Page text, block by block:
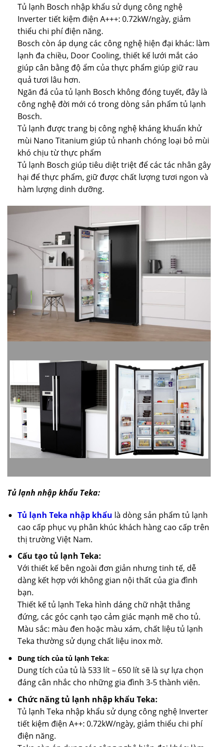
Tủ lạnh Bosch nhập khẩu sử dụng công nghệ
Inverter tiết kiệm điện A+++: 0.72kW/ngày, giảm
thiểu chi phí điện năng.
Bosch còn áp dụng các công nghệ hiện đại khác: làm
lạnh đa chiều, Door Cooling, thiết kế lưới mắt cáo
giúp cân bằng độ ẩm của thực phẩm giúp giữ rau
quả tươi lâu hơn.
Ngăn đá của tủ lạnh Bosch không đóng tuyết, đây là
công nghệ đời mới có trong dòng sản phẩm tủ lạnh
Bosch.
Tủ lạnh được trang bị công nghệ kháng khuẩn khử
mùi Nano Titanium giúp tủ nhanh chóng loại bỏ mùi
khó chịu từ thực phẩm
Tủ lạnh Bosch giúp tiêu diệt triệt để các tác nhân gây
hại để thực phẩm, giữ được chất lượng tươi ngon và
hàm lượng dinh dưỡng.
Tủ lạnh nhập khẩu Teka:
Tủ lạnh Teka nhập khẩu là dòng sản phẩm tủ lạnh
cao cấp phục vụ phân khúc khách hàng cao cấp trên
thị trường Việt Nam.
Cấu tạo tủ lạnh Teka:
Với thiết kế bên ngoài đơn giản nhưng tinh tế, dễ
dàng kết hợp với không gian nội thất của gia đình
bạn.
Thiết kế tủ lạnh Teka hình dáng chữ nhật thẳng
đứng, các góc cạnh tạo cảm giác mạnh mẽ cho tủ.
Màu sắc: màu đen hoặc màu xám, chất liệu tủ lạnh
Teka thường sử dụng chất liệu inox mờ.
Dung tích của tủ lạnh Teka:
Dung tích của tủ là 533 lít – 650 lít sẽ là sự lựa chọn
đáng cân nhắc cho những gia đình 3-5 thành viên.
Chức năng tủ lạnh nhập khẩu Teka:
Tủ lạnh Teka nhập khẩu sử dụng công nghệ Inverter
tiết kiệm điện A++: 0.72kW/ngày, giảm thiểu chi phí
điện năng.